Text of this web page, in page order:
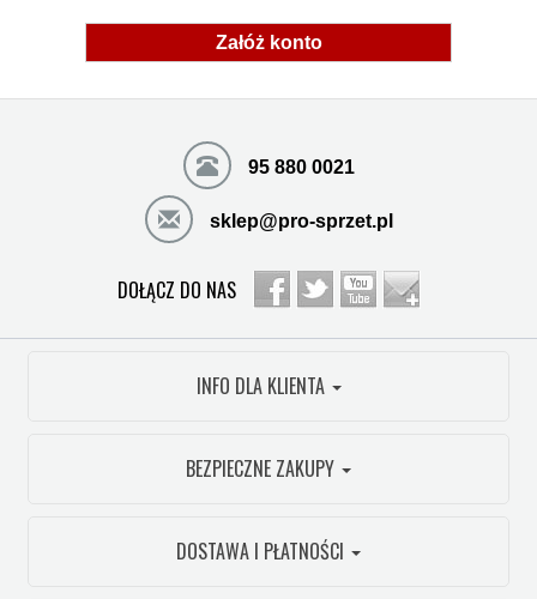
Załóż konto
95 880 0021
sklep@pro-sprzet.pl
DOŁĄCZ DO NAS
INFO DLA KLIENTA
BEZPIECZNE ZAKUPY
DOSTAWA I PŁATNOŚCI